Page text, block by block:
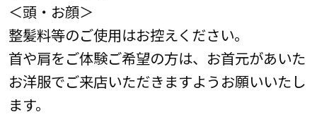
＜頭・お顔＞
整髪料等のご使用はお控えください。
首や肩をご体験ご希望の方は、お首元があいた
お洋服でご来店いただきますようお願いいたし
ます。